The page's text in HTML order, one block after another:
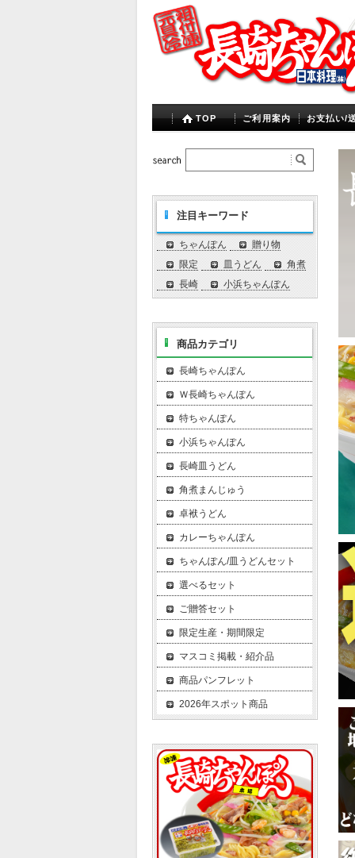
TOP ご利用案内 お支払い/
注目キーワード
ちゃんぽん
贈り物
限定
皿うどん
角煮
長崎
小浜ちゃんぽん
商品カテゴリ
長崎ちゃんぽん
Ｗ長崎ちゃんぽん
特ちゃんぽん
小浜ちゃんぽん
長崎皿うどん
角煮まんじゅう
卓袱うどん
カレーちゃんぽん
ちゃんぽん/皿うどんセット
選べるセット
ご贈答セット
限定生産・期間限定
マスコミ掲載・紹介品
商品パンフレット
2026年スポット商品